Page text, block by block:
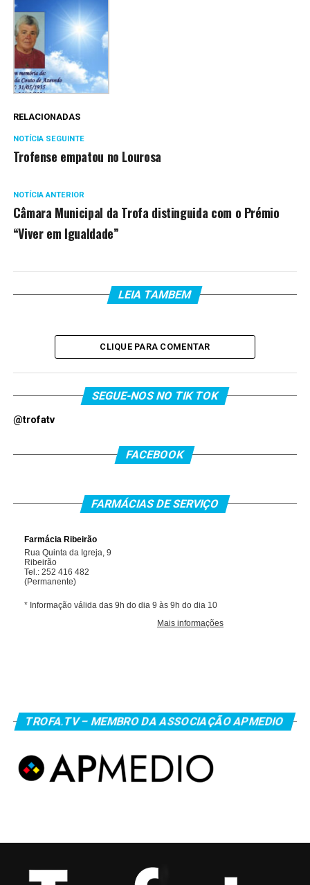
RELACIONADAS
NOTÍCIA SEGUINTE
Trofense empatou no Lourosa
NOTÍCIA ANTERIOR
Câmara Municipal da Trofa distinguida com o Prémio
“Viver em Igualdade”
LEIA TAMBEM
CLIQUE PARA COMENTAR
SEGUE-NOS NO TIK TOK
@trofatv
FACEBOOK
FARMÁCIAS DE SERVIÇO
TROFA.TV – MEMBRO DA ASSOCIAÇÃO APMEDIO